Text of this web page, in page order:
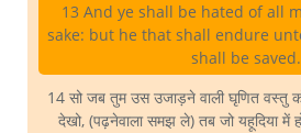
13 And ye shall be hated of all
sake: but he that shall endure
shall be saved.
14 सो जब तुम उस उजाड़ने वाली घृणित वस्तु
देखो, (पढ़नेवाला समझ ले) तब जो यहूदिया में